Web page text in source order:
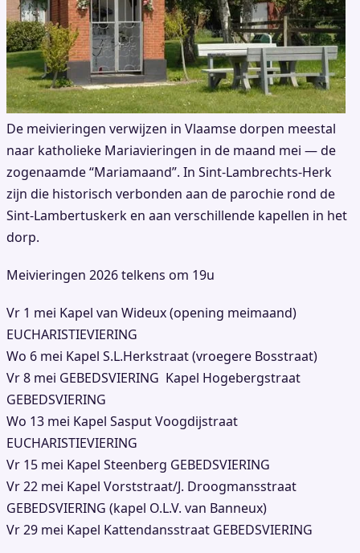
De meivieringen verwijzen in Vlaamse dorpen meestal
naar katholieke Mariavieringen in de maand mei — de
zogenaamde “Mariamaand”. In Sint-Lambrechts-Herk
zijn die historisch verbonden aan de parochie rond de
Sint-Lambertuskerk en aan verschillende kapellen in het
dorp.
Meivieringen 2026 telkens om 19u
Vr 1 mei Kapel van Wideux (opening meimaand)
EUCHARISTIEVIERING
Wo 6 mei Kapel S.L.Herkstraat (vroegere Bosstraat)
Vr 8 mei GEBEDSVIERING Kapel Hogebergstraat
GEBEDSVIERING
Wo 13 mei Kapel Sasput Voogdijstraat
EUCHARISTIEVIERING
Vr 15 mei Kapel Steenberg GEBEDSVIERING
Vr 22 mei Kapel Vorststraat/J. Droogmansstraat
GEBEDSVIERING (kapel O.L.V. van Banneux)
Vr 29 mei Kapel Kattendansstraat GEBEDSVIERING